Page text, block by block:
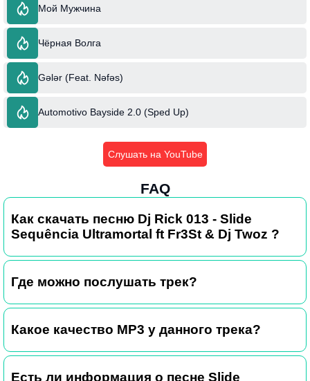
Мой Мужчина
Чёрная Волга
Gələr (Feat. Nəfəs)
Automotivo Bayside 2.0 (Sped Up)
Слушать на YouTube
FAQ
Как скачать песню Dj Rick 013 - Slide
Sequência Ultramortal ft Fr3St & Dj Twoz ?
Где можно послушать трек?
Какое качество MP3 у данного трека?
Есть ли информация о песне Slide